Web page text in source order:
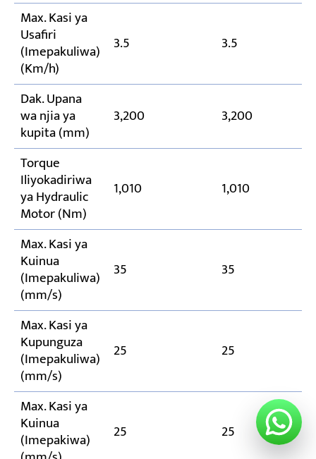
Max. Kasi ya
Usafiri
(Imepakuliwa)
(Km/h)
3.5 3.5
Dak. Upana
wa njia ya
kupita (mm)
3,200 3,200
Torque
Iliyokadiriwa
ya Hydraulic
Motor (Nm)
1,010 1,010
Max. Kasi ya
Kuinua
(Imepakuliwa)
(mm/s)
35 35
Max. Kasi ya
Kupunguza
(Imepakuliwa)
(mm/s)
25 25
Max. Kasi ya
Kuinua
(Imepakiwa) 25 25